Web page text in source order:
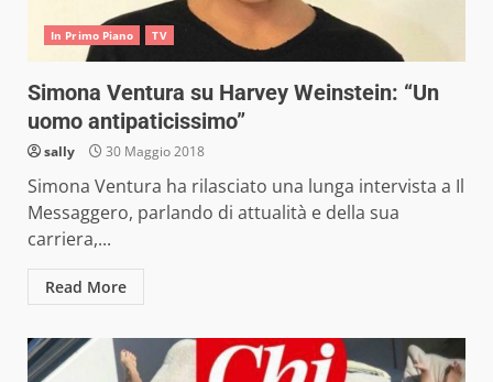
In Primo Piano TV
Simona Ventura su Harvey Weinstein: “Un
uomo antipaticissimo”
sally 30 Maggio 2018
Simona Ventura ha rilasciato una lunga intervista a Il
Messaggero, parlando di attualità e della sua
carriera,...
Read More